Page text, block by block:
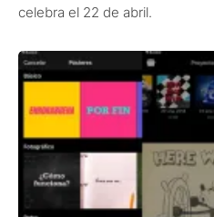
celebra el 22 de abril.